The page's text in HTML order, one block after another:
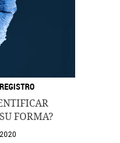
FORMA?